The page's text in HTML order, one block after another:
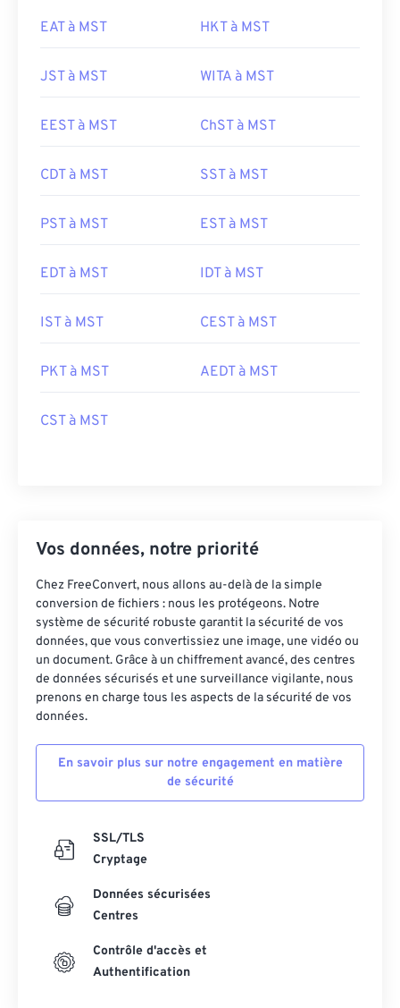
EAT à MST HKT à MST
JST à MST WITA à MST
EEST à MST ChST à MST
CDT à MST SST à MST
PST à MST EST à MST
EDT à MST IDT à MST
IST à MST CEST à MST
PKT à MST AEDT à MST
CST à MST
Vos données, notre priorité
Chez FreeConvert, nous allons au-delà de la simple
conversion de fichiers : nous les protégeons. Notre
système de sécurité robuste garantit la sécurité de vos
données, que vous convertissiez une image, une vidéo ou
un document. Grâce à un chiffrement avancé, des centres
de données sécurisés et une surveillance vigilante, nous
prenons en charge tous les aspects de la sécurité de vos
données.
En savoir plus sur notre engagement en matière
de sécurité
SSL/TLS
Cryptage
Données sécurisées
Centres
Contrôle d'accès et
Authentification